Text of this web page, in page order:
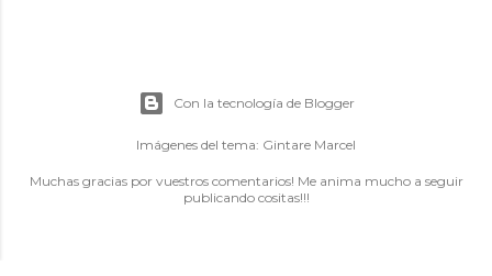
Con la tecnología de Blogger
Imágenes del tema: Gintare Marcel
Muchas gracias por vuestros comentarios! Me anima mucho a seguir
publicando cositas!!!